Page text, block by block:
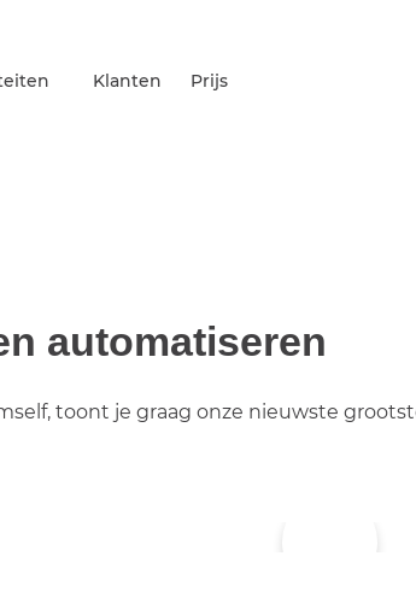
Klanten Prijs
automatiseren
toont je graag onze nieuwste